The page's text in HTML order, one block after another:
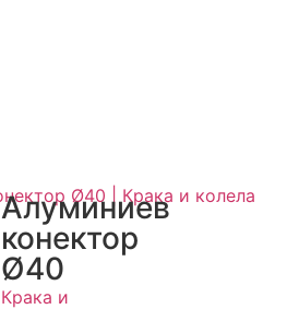
Алуминиев
конектор
Ø40
Крака и